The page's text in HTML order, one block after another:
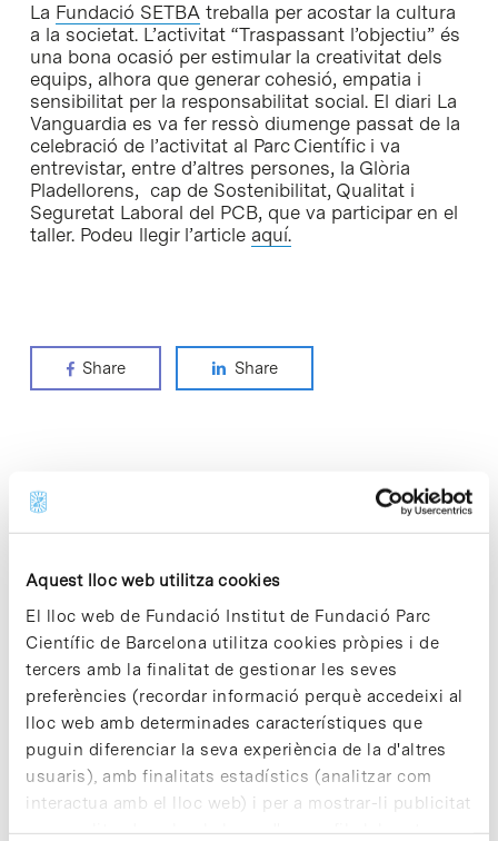
Aquest lloc web utilitza cookies
El lloc web de Fundació Institut de Fundació Parc
Científic de Barcelona utilitza cookies pròpies i de
tercers amb la finalitat de gestionar les seves
preferències (recordar informació perquè accedeixi al
lloc web amb determinades característiques que
puguin diferenciar la seva experiència de la d'altres
usuaris), amb finalitats estadístics (analitzar com
interactua amb el lloc web) i per a mostrar-li publicitat
personalitzada sobre la base d'un perfil elaborat a
La Fundació SETBAtreballa per acostar la cultura
a la societat. L’activitat “Traspassant l’objectiu” és
una bona ocasió per estimular la creativitat dels
equips, alhora que generar cohesió, empatia i
sensibilitat per la responsabilitat social. El diari La
Vanguardia es va fer ressò diumenge passat de la
celebració de l’activitat al Parc Científic i va
entrevistar, entre d’altres persones, la Glòria
Pladellorens, cap de Sostenibilitat, Qualitat i
Seguretat Laboral del PCB, que va participar en el
taller. Podeu llegir l’article aquí.
Share Share
Categories ODS
> ALIANCES PER ASSOLIR OBJECTIUS
> EDUCACIÓ DE QUALITAT
> INDÚSTRIA, INNOVACIÓ I INFRAESTRUCTURES
> SALUT I BENESTAR
> TREBALL DIGNE
Notes més vistes